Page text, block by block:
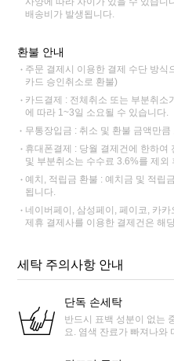
배송비가 발생됩니다.
환불 안내
주문 결제시 이용한 결제 수단 방식
카드 승인취소로 환불)
카드결제 : 전체취소 또는 부분취소
에 따라 1~3일 소요될 수 있습니다.
무통장입금 : 취소 및 환불 금액만
휴대폰결제 : 당월 결제건에 한하여
및 부분취소는 수수료 3.6%를 제외
예치, 적립금 환불 : 예치금 및 적립
됩니다.
네이버페이, 삼성페이, 페이코, 카
제휴 결제사를 이용한 결제건은 해
세탁 주의사항 안내
단독 손세탁
반드시 표백 성분이 없는
요. 염색 잔료가 빠져나와